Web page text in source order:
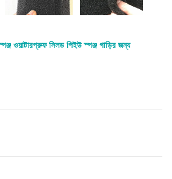
ওয়াটারপ্রুফ সিলড পিইউ স্পঞ্জ গাড়ির জন্য